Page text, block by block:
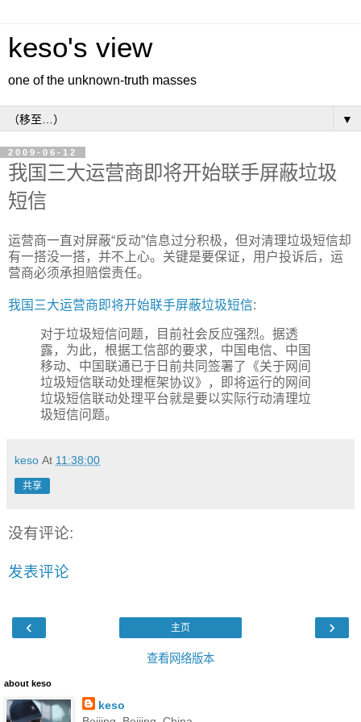
keso's view
one of the unknown-truth masses
▼
2009-06-12
我国三大运营商即将开始联手屏蔽垃圾
短信
运营商一直对屏蔽“反动”信息过分积极，但对清理垃圾短信却
有一搭没一搭，并不上心。关键是要保证，用户投诉后，运
营商必须承担赔偿责任。
我国三大运营商即将开始联手屏蔽垃圾短信:
对于垃圾短信问题，目前社会反应强烈。据透
露，为此，根据工信部的要求，中国电信、中国
移动、中国联通已于日前共同签署了《关于网间
垃圾短信联动处理框架协议》，即将运行的网间
垃圾短信联动处理平台就是要以实际行动清理垃
圾短信问题。
keso At 11:38:00
共享
没有评论:
发表评论
‹ ›
主页
查看网络版本
about keso
keso